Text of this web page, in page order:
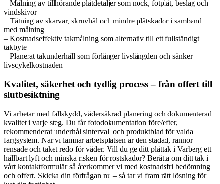
– Målning av tillhörande plåtdetaljer som nock, fotplåt, beslag och
vindskivor
– Tätning av skarvar, skruvhål och mindre plåtskador i samband
med målning
– Kostnadseffektiv takmålning som alternativ till ett fullständigt
takbyte
– Planerat takunderhåll som förlänger livslängden och sänker
livscykelkostnaden
Kvalitet, säkerhet och tydlig process – från offert till
slutbesiktning
Vi arbetar med fallskydd, vädersäkrad planering och dokumenterad
kvalitet i varje steg. Du får fotodokumentation före/efter,
rekommenderat underhållsintervall och produktblad för valda
färgsystem. När vi lämnar arbetsplatsen är den städad, rännor
rensade och taket redo för väder. Vill du ge ditt plåttak i Varberg ett
hållbart lyft och minska risken för rostskador? Berätta om ditt tak i
vårt kontaktformulär så återkommer vi med kostnadsfri bedömning
och offert. Skicka din förfrågan nu – så tar vi fram rätt lösning för